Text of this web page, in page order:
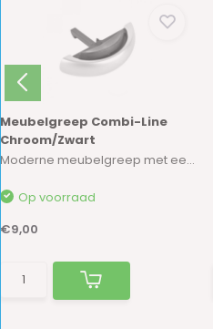
Meubelgreep Combi-Line
Chroom/Zwart
Moderne meubelgreep met een drukknop voorzien ...
Op voorraad
€9,00